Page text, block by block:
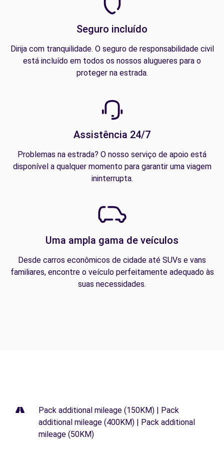
Seguro incluído
Dirija com tranquilidade. O seguro de responsabilidade civil
está incluído em todos os nossos alugueres para o
proteger na estrada.
Assistência 24/7
Problemas na estrada? O nosso serviço de apoio está
disponível a qualquer momento para garantir uma viagem
ininterrupta.
Uma ampla gama de veículos
Desde carros econômicos de cidade até SUVs e vans
familiares, encontre o veículo perfeitamente adequado às
suas necessidades.
Pack additional mileage (150KM) | Pack
additional mileage (400KM) | Pack additional
mileage (50KM)